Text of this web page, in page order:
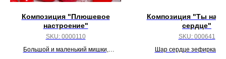
Композиция "Плюшевое
настроение"
SKU: 0000110
Большой и маленький мишки,
Композиция "Ты
сердце"
SKU: 000641
Шар сердце зефирка 81